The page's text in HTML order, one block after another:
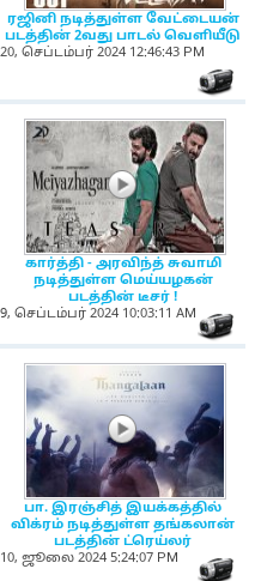
ரஜினி நடித்துள்ள வேட்டையன்
படத்தின் 2வது பாடல் வெளியீடு
20, செப்டம்பர் 2024 12:46:43 PM
NewsIcon
கார்த்தி - அரவிந்த் சுவாமி
நடித்துள்ள மெய்யழகன்
படத்தின் டீசர் !
9, செப்டம்பர் 2024 10:03:11 AM
NewsIcon
பா. இரஞ்சித் இயக்கத்தில்
விக்ரம் நடித்துள்ள தங்கலான்
படத்தின் ட்ரெய்லர்
10, ஜூலை 2024 5:24:07 PM